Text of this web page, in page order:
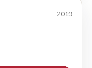
2019